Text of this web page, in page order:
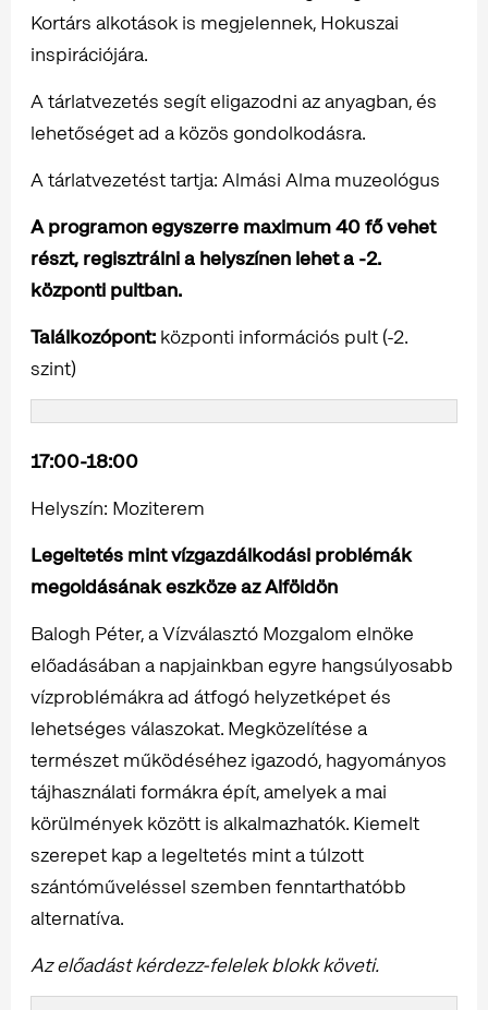
Kortárs alkotások is megjelennek, Hokuszai
inspirációjára.
A tárlatvezetés segít eligazodni az anyagban, és
lehetőséget ad a közös gondolkodásra.
A tárlatvezetést tartja: Almási Alma muzeológus
A programon egyszerre maximum 40 fő vehet
részt, regisztrálni a helyszínen lehet a -2.
központi pultban.
Találkozópont: központi információs pult (-2.
szint)
17:00-18:00
Helyszín: Moziterem
Legeltetés mint vízgazdálkodási problémák
megoldásának eszköze az Alföldön
Balogh Péter, a Vízválasztó Mozgalom elnöke
előadásában a napjainkban egyre hangsúlyosabb
vízproblémákra ad átfogó helyzetképet és
lehetséges válaszokat. Megközelítése a
természet működéséhez igazodó, hagyományos
tájhasználati formákra épít, amelyek a mai
körülmények között is alkalmazhatók. Kiemelt
szerepet kap a legeltetés mint a túlzott
szántóműveléssel szemben fenntarthatóbb
alternatíva.
Az előadást kérdezz-felelek blokk követi.